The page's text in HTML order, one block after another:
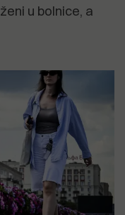
u bolnice, a